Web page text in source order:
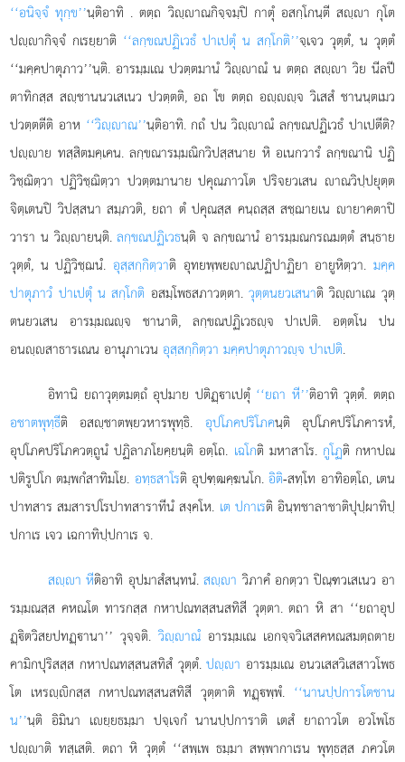
‘‘อนิจฺจํ ทุกฺข’’นฺติอาทิ . ตตฺถ วิฺาณกิจฺจมฺปิ กาตุํ อสกฺโกนฺตี สฺา กุโต
ปฺากิจฺจํ กเรยฺยาติ ‘‘ลกฺขณปฏิเวธํ ปาเปตุํ น สกฺโกติ’’จฺเจว วุตฺตํ, น วุตฺตํ
‘‘มคฺคปาตุภาว’’นฺติ. อารมฺมเณ ปวตฺตมานํ วิฺาณํ น ตตฺถ สฺา วิย นีลปี
ตาทิกสฺส สฺชานนวเสเนว ปวตฺตติ, อถ โข ตตฺถ อฺฺจ วิเสสํ ชานนฺตเมว
ปวตฺตตีติ อาห ‘‘วิฺาณ’’นฺติอาทิ. กถํ ปน วิฺาณํ ลกฺขณปฏิเวธํ ปาเปตีติ?
ปฺาย ทสฺสิตมคฺเคน. ลกฺขณารมฺมณิกวิปสฺสนาย หิ อเนกวารํ ลกฺขณานิ ปฏิ
วิชฺฌิตฺวา ปฏิวิชฺฌิตฺวา ปวตฺตมานาย ปคุณภาวโต ปริจยวเสน าณวิปฺปยุตฺต
จิตฺเตนปิ วิปสฺสนา สมฺภวติ, ยถา ตํ ปคุณสฺส คนฺถสฺส สชฺฌายเน ายาคตาปิ
วารา น วิฺายนฺติ.ลกฺขณปฏิเวธนฺติ จ ลกฺขณานํ อารมฺมณกรณมตฺตํ สนฺธาย
วุตฺตํ, น ปฏิวิชฺฌนํ. อุสฺสกฺกิตฺวาติ อุทยพฺพยาณปฏิปาฏิยา อายูหิตฺวา. มคฺค
ปาตุภาวํ ปาเปตุํ น สกฺโกติ อสมฺโพธสภาวตฺตา.วุตฺตนยวเสนาติ วิฺาเณ วุตฺ
ตนยวเสน อารมฺมณฺจ ชานาติ, ลกฺขณปฏิเวธฺจ ปาเปติ. อตฺตโน ปน
อนฺสาธารเณน อานุภาเวนอุสฺสกฺกิตฺวา มคฺคปาตุภาวฺจ ปาเปติ.
อิทานิ ยถาวุตฺตมตฺถํ อุปมาย ปติฏฺาเปตุํ ‘‘ยถา หี’’ติอาทิ วุตฺตํ. ตตฺถ
อชาตพุทฺธีติ อสฺชาตพฺยวหารพุทฺธิ. อุปโภคปริโภคนฺติ อุปโภคปริโภคารหํ,
อุปโภคปริโภควตฺถูนํ ปฏิลาภโยคฺยนฺติ อตฺโถ. เฉโกติ มหาสาโร. กูโฏติ กหาปณ
ปติรูปโก ตมฺพกํสาทิมโย. อทฺธสาโรติ อุปฑฺฒคฺฆนโก.อิติ-สทฺโท อาทิอตฺโถ, เตน
ปาทสาร สมสารปโรปาทสาราทีนํ สงฺคโห. เต ปกาเรติ อินฺทชาลาชาติปุปฺผาทิปฺ
ปกาเร เจว เฉกาทิปฺปกาเร จ.
สฺา หีติอาทิ อุปมาสํสนฺทนํ.สฺา วิภาคํ อกตฺวา ปิณฺฑวเสเนว อา
รมฺมณสฺส คหณโต ทารกสฺส กหาปณทสฺสนสทิสี วุตฺตา. ตถา หิ สา ‘‘ยถาอุป
ฏฺิตวิสยปทฏฺานา’’ วุจฺจติ.วิฺาณํ อารมฺมเณ เอกจฺจวิเสสคหณสมตฺถตาย
คามิกปุริสสฺส กหาปณทสฺสนสทิสํ วุตฺตํ.ปฺา อารมฺมเณ อนวเสสวิเสสาวโพธ
โต เหรฺิกสฺส กหาปณทสฺสนสทิสี วุตฺตาติ ทฏฺพฺพํ. ‘‘นานปฺปการโตชาน
น’’นฺติ อิมินา เยฺยธมฺมา ปจฺเจกํ นานปฺปการาติ เตสํ ยาถาวโต อวโพโธ
ปฺาติ ทสฺเสติ. ตถา หิ วุตฺตํ ‘‘สพฺเพ ธมฺมา สพฺพากาเรน พุทฺธสฺส ภควโต